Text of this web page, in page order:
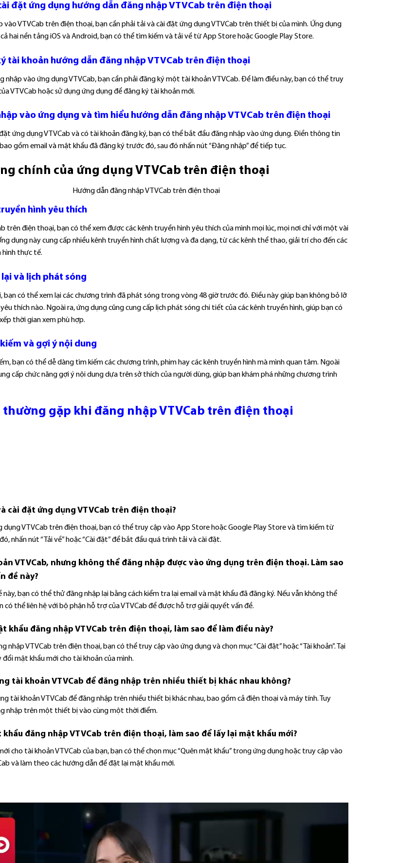
đặt ứng dụng hướng dẫn đăng nhập VTVCab trên điện thoại
vào VTVCab trên điện thoại, bạn cần phải tải và cài đặt ứng dụng VTVCab trên thiết bị của mình. Ứng dụng
hai nền tảng iOS và Android, bạn có thể tìm kiếm và tải về từ App Store hoặc Google Play Store.
tài khoản hướng dẫn đăng nhập VTVCab trên điện thoại
nhập vào ứng dụng VTVCab, bạn cần phải đăng ký một tài khoản VTVCab. Để làm điều này, bạn có thể truy
VTVCab hoặc sử dụng ứng dụng để đăng ký tài khoản mới.
vào ứng dụng và tìm hiểu hướng dẫn đăng nhập VTVCab trên điện thoại
ứng dụng VTVCab và có tài khoản đăng ký, bạn có thể bắt đầu đăng nhập vào ứng dụng. Điền thông tin
gồm email và mật khẩu đã đăng ký trước đó, sau đó nhấn nút “Đăng nhập” để tiếp tục.
chính của ứng dụng VTVCab trên điện thoại
hình yêu thích
trên điện thoại, bạn có thể xem được các kênh truyền hình yêu thích của mình mọi lúc, mọi nơi chỉ với một vài
dụng này cung cấp nhiều kênh truyền hình chất lượng và đa dạng, từ các kênh thể thao, giải trí cho đến các
hình thực tế.
và lịch phát sóng
bạn có thể xem lại các chương trình đã phát sóng trong vòng 48 giờ trước đó. Điều này giúp bạn không bỏ lỡ
thích nào. Ngoài ra, ứng dụng cũng cung cấp lịch phát sóng chi tiết của các kênh truyền hình, giúp bạn có
thời gian xem phù hợp.
và gợi ý nội dung
bạn có thể dễ dàng tìm kiếm các chương trình, phim hay các kênh truyền hình mà mình quan tâm. Ngoài
cấp chức năng gợi ý nội dung dựa trên sở thích của người dùng, giúp bạn khám phá những chương trình
thường gặp khi đăng nhập VTVCab trên điện thoại
cài đặt ứng dụng VTVCab trên điện thoại?
dụng VTVCab trên điện thoại, bạn có thể truy cập vào App Store hoặc Google Play Store và tìm kiếm từ
đó, nhấn nút “Tải về” hoặc “Cài đặt” để bắt đầu quá trình tải và cài đặt.
VTVCab, nhưng không thể đăng nhập được vào ứng dụng trên điện thoại. Làm sao
đề này?
bạn có thể thử đăng nhập lại bằng cách kiểm tra lại email và mật khẩu đã đăng ký. Nếu vẫn không thể
có thể liên hệ với bộ phận hỗ trợ của VTVCab để được hỗ trợ giải quyết vấn đề.
khẩu đăng nhập VTVCab trên điện thoại, làm sao để làm điều này?
nhập VTVCab trên điện thoại, bạn có thể truy cập vào ứng dụng và chọn mục “Cài đặt” hoặc “Tài khoản”. Tại
mật khẩu mới cho tài khoản của mình.
tài khoản VTVCab để đăng nhập trên nhiều thiết bị khác nhau không?
tài khoản VTVCab để đăng nhập trên nhiều thiết bị khác nhau, bao gồm cả điện thoại và máy tính. Tuy
nhập trên một thiết bị vào cùng một thời điểm.
khẩu đăng nhập VTVCab trên điện thoại, làm sao để lấy lại mật khẩu mới?
cho tài khoản VTVCab của bạn, bạn có thể chọn mục “Quên mật khẩu” trong ứng dụng hoặc truy cập vào
và làm theo các hướng dẫn để đặt lại mật khẩu mới.